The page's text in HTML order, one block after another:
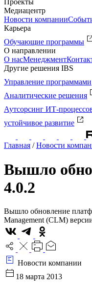
Проекты
Медиацентр
Новости компании
Карьера
Обучающие программы
О направлении
О насМенеджмент
Другие решения IBS
Управление программами
Аналитические решения
Аутсорсинг ИТ-
устойчивое развитие
Главная / Новости
Вышло
4.0.2
Вышло обновление
Management (CLM)
Новости компании
18 марта 2013